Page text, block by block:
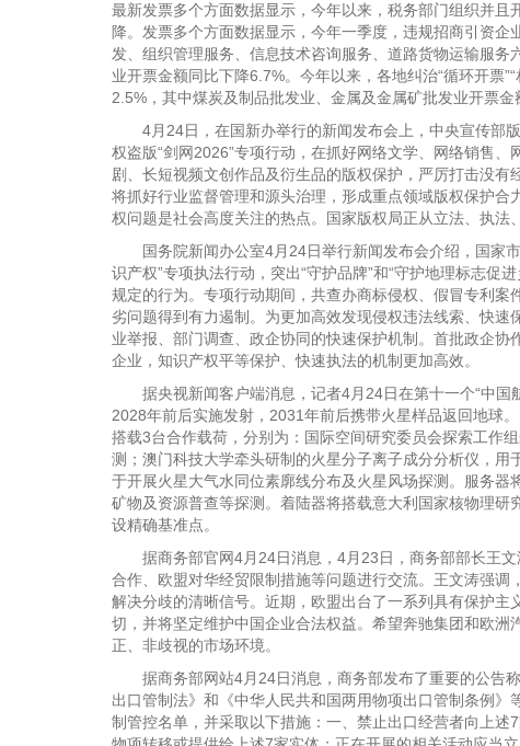
最新发票多个方面数据显示，今年以来，税务部门组织并且
降。发票多个方面数据显示，今年一季度，违规招商引资
发、组织管理服务、信息技术咨询服务、道路货物运输服
业开票金额同比下降6.7%。今年以来，各地纠治“循环开票
2.5%，其中煤炭及制品批发业、金属及金属矿批发业开票金
4月24日，在国新办举行的新闻发布会上，中央宣传部版
权盗版“剑网2026”专项行动，在抓好网络文学、网络销售
剧、长短视频文创作品及衍生品的版权保护，严厉打击没
将抓好行业监督管理和源头治理，形成重点领域版权保护
权问题是社会高度关注的热点。国家版权局正从立法、执法
国务院新闻办公室4月24日举行新闻发布会介绍，国家市
识产权”专项执法行动，突出“守护品牌”和“守护地理标志促
规定的行为。专项行动期间，共查办商标侵权、假冒专利
劣问题得到有力遏制。为更加高效发现侵权违法线索、快速
业举报、部门调查、政企协同的快速保护机制。首批政企
企业，知识产权平等保护、快速执法的机制更加高效。
据央视新闻客户端消息，记者4月24日在第十一个“中国
2028年前后实施发射，2031年前后携带火星样品返回地球
搭载3台合作载荷，分别为：国际空间研究委员会探索工作
测；澳门科技大学牵头研制的火星分子离子成分分析仪，
于开展火星大气水同位素廓线分布及火星风场探测。服务
矿物及资源普查等探测。着陆器将搭载意大利国家核物理
设精确基准点。
据商务部官网4月24日消息，4月23日，商务部部长王文
合作、欧盟对华经贸限制措施等问题进行交流。王文涛强
解决分歧的清晰信号。近期，欧盟出台了一系列具有保护
切，并将坚定维护中国企业合法权益。希望奔驰集团和欧
正、非歧视的市场环境。
据商务部网站4月24日消息，商务部发布了重要的公告称
出口管制法》和《中华人民共和国两用物项出口管制条例
制管控名单，并采取以下措施：一、禁止出口经营者向上